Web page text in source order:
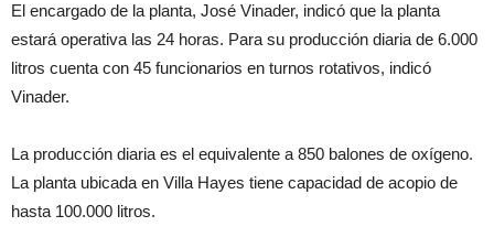
El encargado de la planta, José Vinader, indicó que la planta
estará operativa las 24 horas. Para su producción diaria de 6.000
litros cuenta con 45 funcionarios en turnos rotativos, indicó
Vinader.
La producción diaria es el equivalente a 850 balones de oxígeno.
La planta ubicada en Villa Hayes tiene capacidad de acopio de
hasta 100.000 litros.